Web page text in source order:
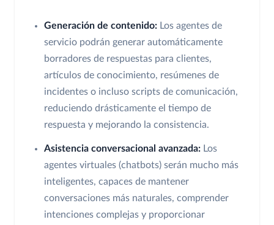
Generación de contenido: Los agentes de
servicio podrán generar automáticamente
borradores de respuestas para clientes,
artículos de conocimiento, resúmenes de
incidentes o incluso scripts de comunicación,
reduciendo drásticamente el tiempo de
respuesta y mejorando la consistencia.
Asistencia conversacional avanzada: Los
agentes virtuales (chatbots) serán mucho más
inteligentes, capaces de mantener
conversaciones más naturales, comprender
intenciones complejas y proporcionar